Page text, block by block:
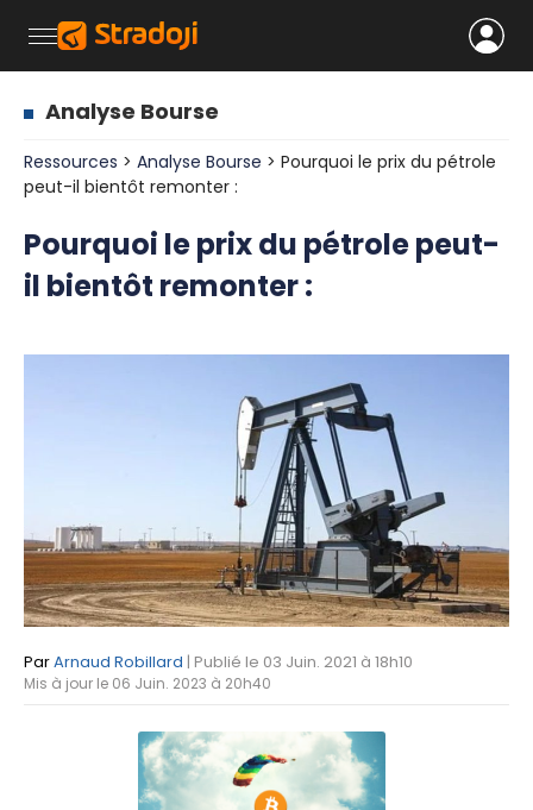
Analyse Bourse
Ressources > Analyse Bourse > Pourquoi le prix du pétrole
peut-il bientôt remonter :
Pourquoi le prix du pétrole peut-
il bientôt remonter :
ParArnaud Robillard | Publié le 03 Juin. 2021 à 18h10
Mis à jour le 06 Juin. 2023 à 20h40